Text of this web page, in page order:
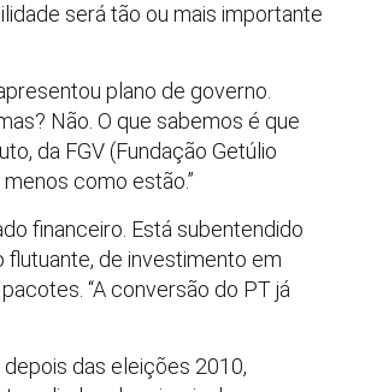
será tão ou mais importante
plano de governo.
Não. O que sabemos é que
da FGV (Fundação Getúlio
como estão.”
financeiro. Está subentendido
flutuante, de investimento em
“A conversão do PT já
das eleições 2010,